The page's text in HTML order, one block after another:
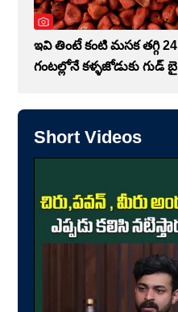
ఇవి తింటే కంటి మసక తగ్గి 24
గంటల్లోనే కళ్ళజోడుకు గుడ్ బై
Short Videos